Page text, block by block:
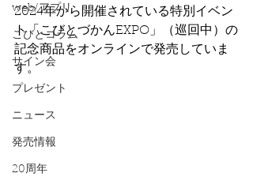
web/アプリ
こびとコラム
サイン会
プレゼント
ニュース
発売情報
20周年
2024年から開催されている特別イベン
ト「こびとづかんEXPO」（巡回中）の
記念商品をオンラインで発売していま
す。